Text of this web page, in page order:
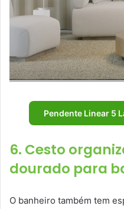
Pendente Linear 5
6. Cesto
dourado para
O banheiro também tem